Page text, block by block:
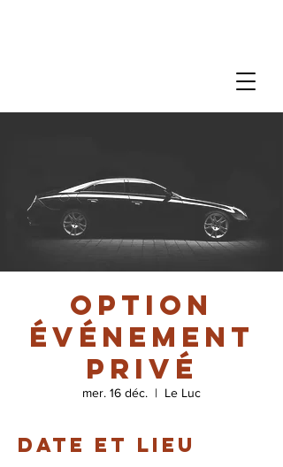
Option
événement
privé
mer. 16 déc.
  |
Le Luc
Date et lieu